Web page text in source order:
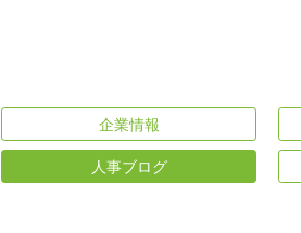
企業情報
人事ブログ